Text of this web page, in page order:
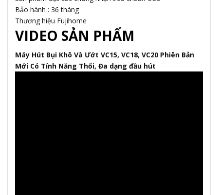
Bảo hành : 36 tháng
Thương hiệu Fujihome
VIDEO SẢN PHẨM
Máy Hút Bụi Khô Và Ướt VC15, VC18, VC20 Phiên Bản
Mới Có Tính Năng Thổi, Đa dạng đầu hút